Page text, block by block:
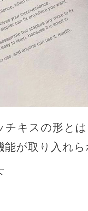
チキスの形と
能が取り入れら